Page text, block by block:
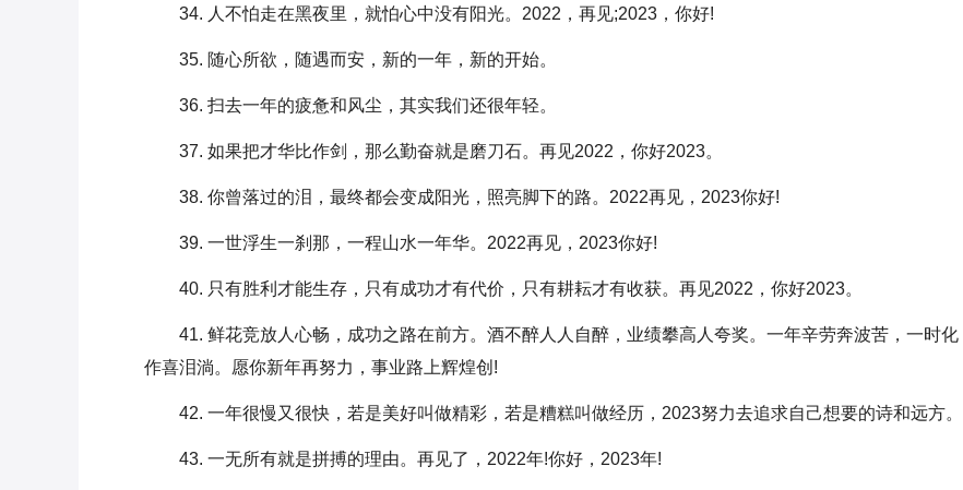
34. 人不怕走在黑夜里，就怕心中没有阳光。2022，再见;2023，你好!
35. 随心所欲，随遇而安，新的一年，新的开始。
36. 扫去一年的疲惫和风尘，其实我们还很年轻。
37. 如果把才华比作剑，那么勤奋就是磨刀石。再见2022，你好2023。
38. 你曾落过的泪，最终都会变成阳光，照亮脚下的路。2022再见，2023你好!
39. 一世浮生一刹那，一程山水一年华。2022再见，2023你好!
40. 只有胜利才能生存，只有成功才有代价，只有耕耘才有收获。再见2022，你好2023。
41. 鲜花竞放人心畅，成功之路在前方。酒不醉人人自醉，业绩攀高人夸奖。一年辛劳奔波苦，一时化
作喜泪淌。愿你新年再努力，事业路上辉煌创!
42. 一年很慢又很快，若是美好叫做精彩，若是糟糕叫做经历，2023努力去追求自己想要的诗和远方。
43. 一无所有就是拼搏的理由。再见了，2022年!你好，2023年!